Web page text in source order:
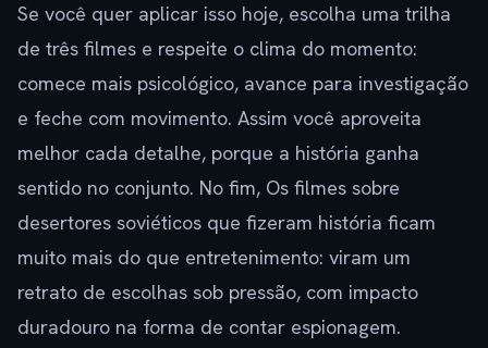
Se você quer aplicar isso hoje, escolha uma trilha
de três filmes e respeite o clima do momento:
comece mais psicológico, avance para investigação
e feche com movimento. Assim você aproveita
melhor cada detalhe, porque a história ganha
sentido no conjunto. No fim, Os filmes sobre
desertores soviéticos que fizeram história ficam
muito mais do que entretenimento: viram um
retrato de escolhas sob pressão, com impacto
duradouro na forma de contar espionagem.